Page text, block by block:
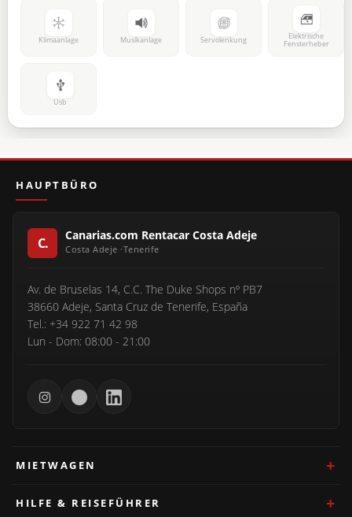
Klimaanlage Musikanlage Servolenkung
Elektrische
Fensterheber
Usb
HAUPTBÜRO
Canarias.com Rentacar Costa Adeje
Av. de Bruselas 14, C.C. The Duke Shops nº PB7
38660 Adeje, Santa Cruz de Tenerife, España
Tel.: +34 922 71 42 98
Lun - Dom: 08:00 - 21:00
MIETWAGEN
HILFE & REISEFÜHRER